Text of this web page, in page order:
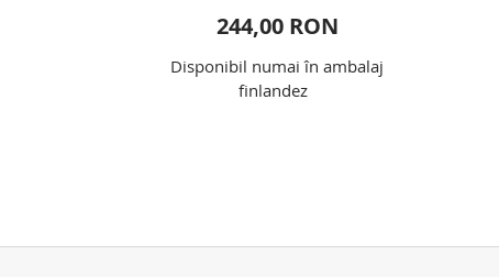
244,00 RON
Disponibil numai în ambalaj
finlandez